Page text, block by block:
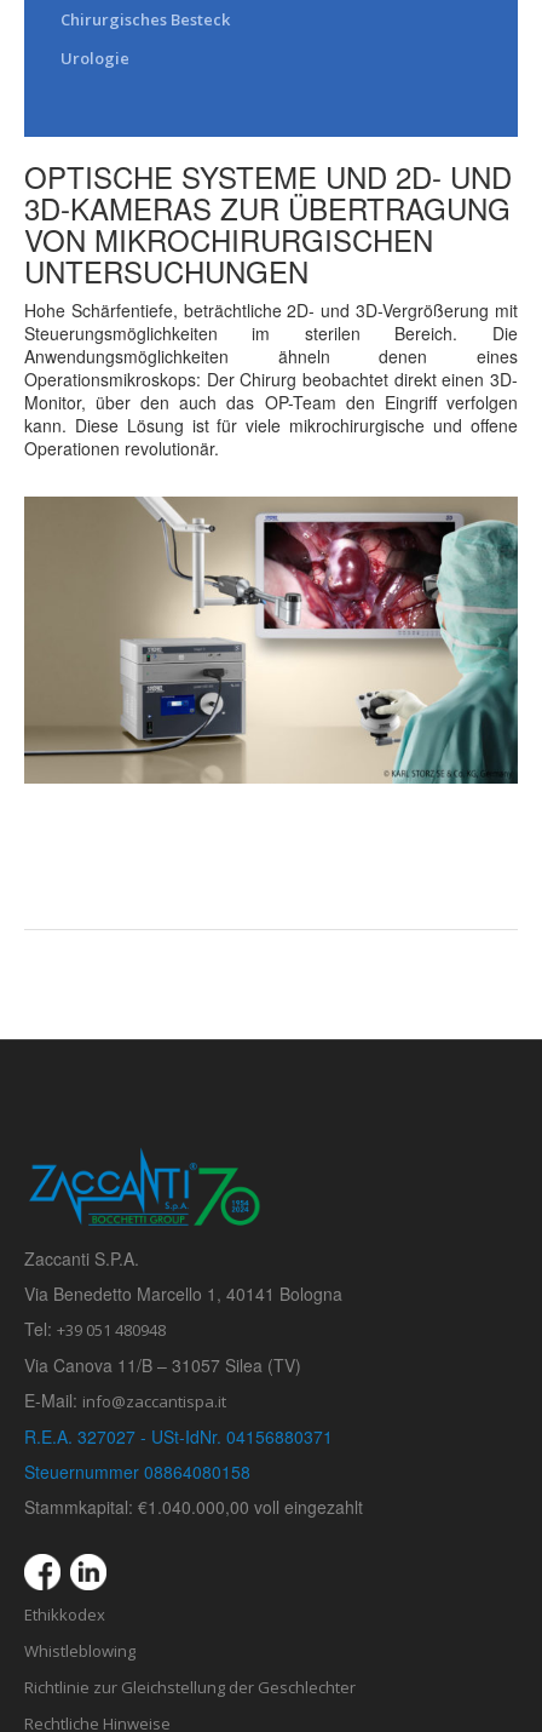
Chirurgisches Besteck
Urologie
OPTISCHE SYSTEME UND 2D- UND
3D-KAMERAS ZUR ÜBERTRAGUNG
VON MIKROCHIRURGISCHEN
UNTERSUCHUNGEN
Hohe Schärfentiefe, beträchtliche 2D- und 3D-Vergrößerung mit
Steuerungsmöglichkeiten im sterilen Bereich. Die
Anwendungsmöglichkeiten ähneln denen eines
Operationsmikroskops: Der Chirurg beobachtet direkt einen 3D-
Monitor, über den auch das OP-Team den Eingriff verfolgen
kann. Diese Lösung ist für viele mikrochirurgische und offene
Operationen revolutionär.
Zaccanti S.P.A.
Via Benedetto Marcello 1, 40141 Bologna
Tel: +39 051 480948
Via Canova 11/B – 31057 Silea (TV)
E-Mail: info@zaccantispa.it
R.E.A. 327027 - USt-IdNr. 04156880371
Steuernummer 08864080158
Stammkapital: €1.040.000,00 voll eingezahlt
Ethikkodex
Whistleblowing
Richtlinie zur Gleichstellung der Geschlechter
Rechtliche Hinweise